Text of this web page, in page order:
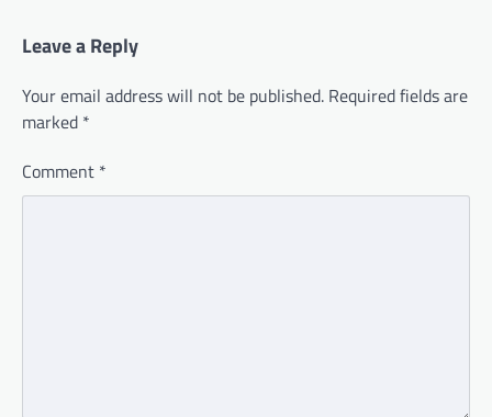
Leave a Reply
Your email address will not be published. Required fields are
marked *
Comment *